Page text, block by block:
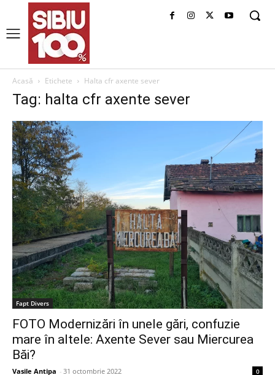
Acasă Etichete Halta cfr axente sever
Tag: halta cfr axente sever
Fapt Divers
FOTO Modernizări în unele gări, confuzie
mare în altele: Axente Sever sau Miercurea
Băi?
Vasile Antipa - 31 octombrie 2022 0